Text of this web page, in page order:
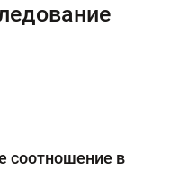
соотношение в